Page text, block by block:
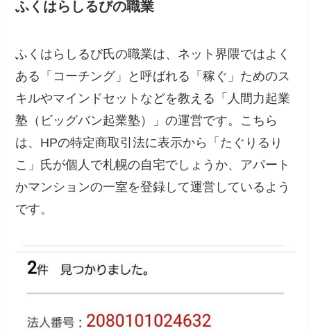
ふくはらしるびの職業
ふくはらしるび氏の職業は、ネット界隈ではよく
ある「コーチング」と呼ばれる「稼ぐ」ためのス
キルやマインドセットなどを教える「人間力起業
塾（ビッグバン起業塾）」の運営です。こちら
は、HPの特定商取引法に表示から「たぐりるり
こ」氏が個人で札幌の自宅でしょうか、アパート
かマンションの一室を登録して運営しているよう
です。